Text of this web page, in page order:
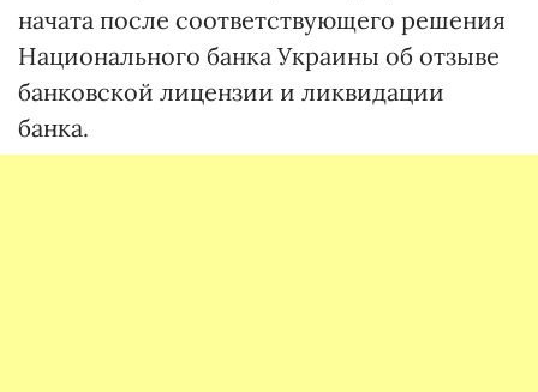
начата после соответствующего решения
Национального банка Украины об отзыве
банковской лицензии и ликвидации
банка.